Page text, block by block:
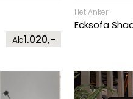
Ab1.020,-
Het Anker
Ecksofa